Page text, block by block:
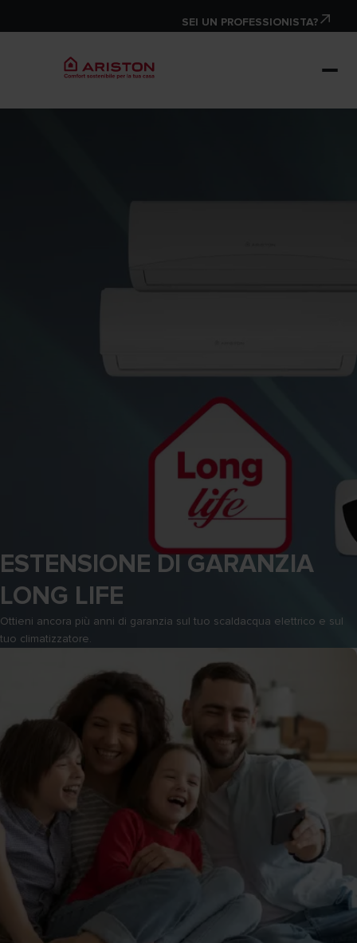
SEI UN PROFESSIONISTA?
ESTENSIONE DI GARANZIA
LONG LIFE
Ottieni ancora più anni di garanzia sul tuo scaldacqua elettrico e sul
tuo climatizzatore.